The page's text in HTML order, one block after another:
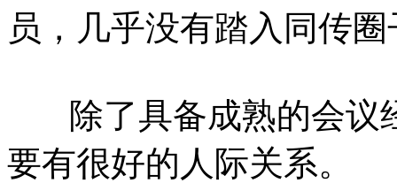
员，几乎没有踏入同传
除了具备成熟的会议
要有很好的人际关系。